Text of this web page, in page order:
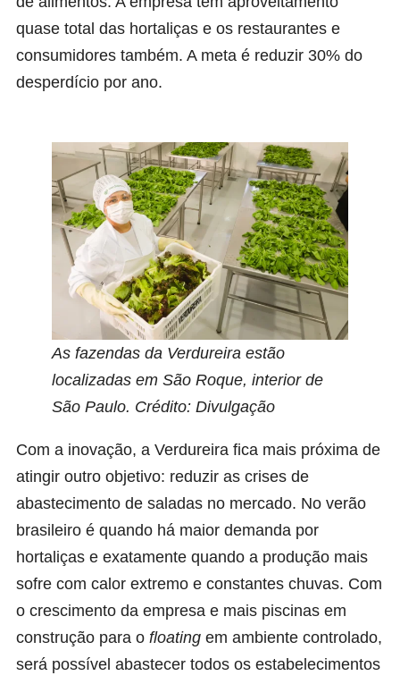
quase total das hortaliças e os restaurantes e
consumidores também. A meta é reduzir 30% do
desperdício por ano.
As fazendas da Verdureira estão
localizadas em São Roque, interior de
São Paulo. Crédito: Divulgação
Com a inovação, a Verdureira fica mais próxima de
atingir outro objetivo: reduzir as crises de
abastecimento de saladas no mercado. No verão
brasileiro é quando há maior demanda por
hortaliças e exatamente quando a produção mais
sofre com calor extremo e constantes chuvas. Com
o crescimento da empresa e mais piscinas em
construção para o floating em ambiente controlado,
será possível abastecer todos os estabelecimentos